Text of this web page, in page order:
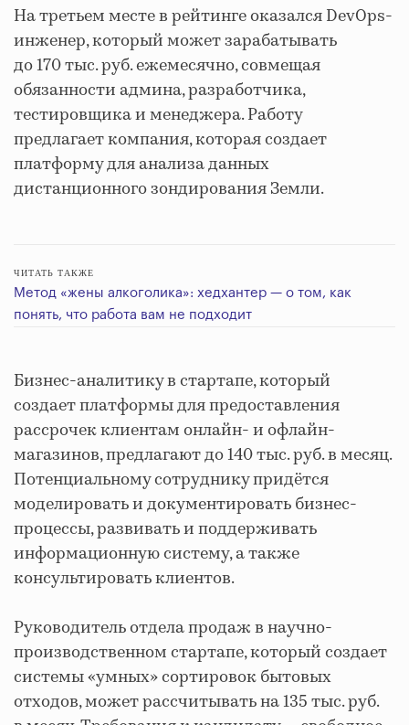
На третьем месте в рейтинге оказался DevOps-
инженер, который может зарабатывать
до 170 тыс. руб. ежемесячно, совмещая
обязанности админа, разработчика,
тестировщика и менеджера. Работу
предлагает компания, которая создает
платформу для анализа данных
дистанционного зондирования Земли.
ЧИТАТЬ ТАКЖЕ
Метод «жены алкоголика»: хедхантер — о том, как
понять, что работа вам не подходит
Бизнес-аналитику в стартапе, который
создает платформы для предоставления
рассрочек клиентам онлайн- и офлайн-
магазинов, предлагают до 140 тыс. руб. в месяц.
Потенциальному сотруднику придётся
моделировать и документировать бизнес-
процессы, развивать и поддерживать
информационную систему, а также
консультировать клиентов.
Руководитель отдела продаж в научно-
производственном стартапе, который создает
системы «умных» сортировок бытовых
отходов, может рассчитывать на 135 тыс. руб.